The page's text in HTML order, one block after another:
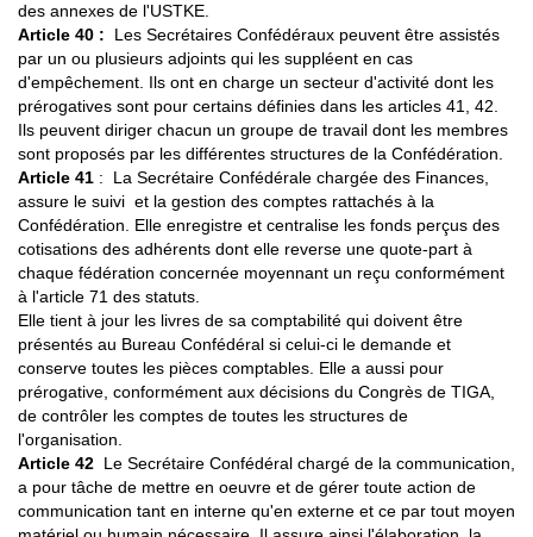
des annexes de l'USTKE.
Article 40 : Les Secrétaires Confédéraux peuvent être assistés
par un ou plusieurs adjoints qui les suppléent en cas
d'empêchement. Ils ont en charge un secteur d'activité dont les
prérogatives sont pour certains définies dans les articles 41, 42.
Ils peuvent diriger chacun un groupe de travail dont les membres
sont proposés par les différentes structures de la Confédération.
Article 41 : La Secrétaire Confédérale chargée des Finances,
assure le suivi et la gestion des comptes rattachés à la
Confédération. Elle enregistre et centralise les fonds perçus des
cotisations des adhérents dont elle reverse une quote-part à
chaque fédération concernée moyennant un reçu conformément
à l'article 71 des statuts.
Elle tient à jour les livres de sa comptabilité qui doivent être
présentés au Bureau Confédéral si celui-ci le demande et
conserve toutes les pièces comptables. Elle a aussi pour
prérogative, conformément aux décisions du Congrès de TIGA,
de contrôler les comptes de toutes les structures de
l'organisation.
Article 42 Le Secrétaire Confédéral chargé de la communication,
a pour tâche de mettre en oeuvre et de gérer toute action de
communication tant en interne qu'en externe et ce par tout moyen